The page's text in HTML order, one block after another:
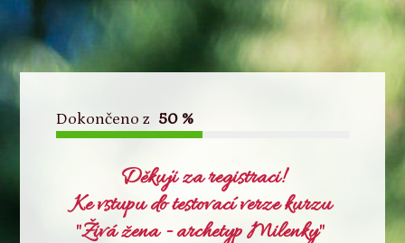
Dokončeno z 50 %
Děkuji za registraci!
Ke vstupu do testovací verze kurzu
"Živá žena - archetyp Milenky"